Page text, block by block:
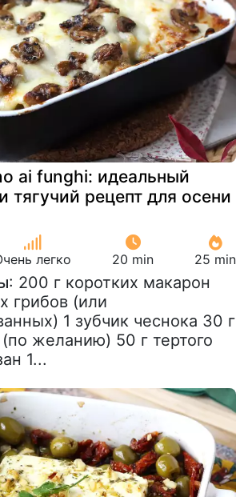
ai funghi: идеальный
тягучий рецепт для осени
легко 20 min 25 min
: 200 г коротких макарон
грибов (или
1 зубчик чеснока 30 г
желанию) 50 г тертого
1...